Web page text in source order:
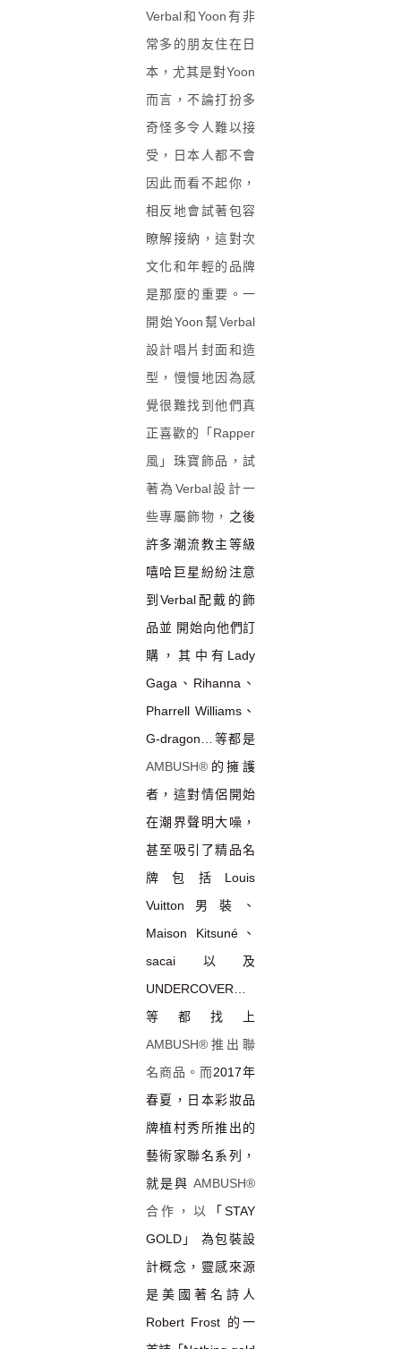
Verbal和Yoon有非
常多的朋友住在日
本，尤其是對Yoon
而言，不論打扮多
奇怪多令人難以接
受，日本人都不會
因此而看不起你，
相反地會試著包容
瞭解接納，這對次
文化和年輕的品牌
是那麼的重要。一
開始Yoon幫Verbal
設計唱片封面和造
型，慢慢地因為感
覺很難找到他們真
正喜歡的
「Rapper
風」珠寶飾品，試
著為Verbal設計一
些專屬飾物， 之後
許多潮流教主等級
嘻哈巨星紛紛注意
到Verbal配戴的飾
品並 開始向他們訂
購，其中有 Lady
Gaga 、 Rihanna 、
Pharrell Williams、
G-dragon…等都是
AMBUSH®的擁護
者，這對情侶開始
在潮界聲明大噪，
甚至吸引了精品名
牌包括 Louis
Vuitton 男裝、
Maison Kitsuné、
sacai以及
UNDERCOVER
等都找上
AMBUSH®推出聯
名商品。而2017年
春夏，日本彩妝品
牌植村秀所推出的
藝術家聯名系列，
就是與AMBUSH®
合作，以
「STAY
GOLD」 為包裝設
計概念， 靈感來源
是 美國著名詩人
Robert Frost 的一